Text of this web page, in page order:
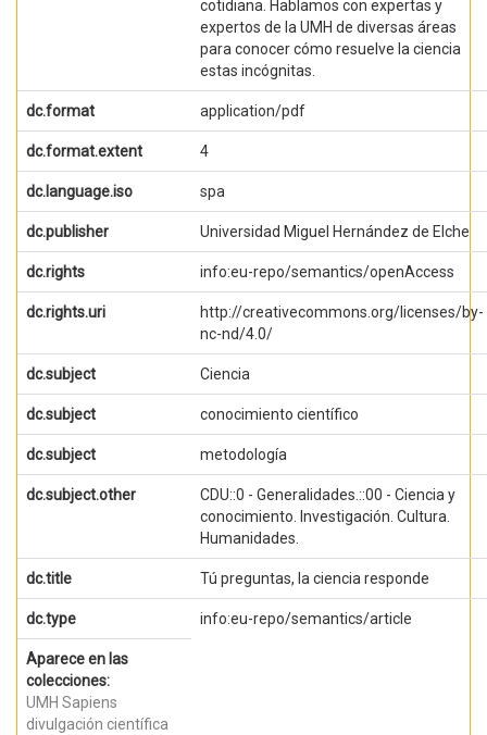
cotidiana. Hablamos con expertas y
expertos de la UMH de diversas áreas
para conocer cómo resuelve la ciencia
estas incógnitas.
dc.format application/pdf
dc.format.extent 4
dc.language.iso spa
dc.publisher Universidad Miguel Hernández de Elche
dc.rights info:eu-repo/semantics/openAccess
dc.rights.uri
http://creativecommons.org/licenses/by-
nc-nd/4.0/
dc.subject Ciencia
dc.subject conocimiento científico
dc.subject metodología
dc.subject.other
CDU::0 - Generalidades.::00 - Ciencia y
conocimiento. Investigación. Cultura.
Humanidades.
dc.title Tú preguntas, la ciencia responde
dc.type info:eu-repo/semantics/article
Aparece en las
colecciones:
UMH Sapiens
divulgación científica